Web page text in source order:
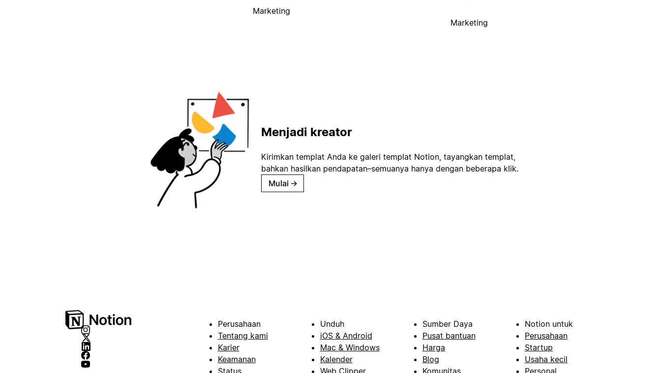
Marketing
Marketing
Menjadi kreator
Kirimkan templat Anda ke galeri templat Notion, tayangkan templat,
bahkan hasilkan pendapatan–semuanya hanya dengan beberapa klik.
Mulai →
Perusahaan
Tentang kami
Karier
Keamanan
Unduh
iOS & Android
Mac & Windows
Kalender
Sumber Daya
Pusat bantuan
Harga
Blog
Notion untuk
Perusahaan
Startup
Usaha kecil